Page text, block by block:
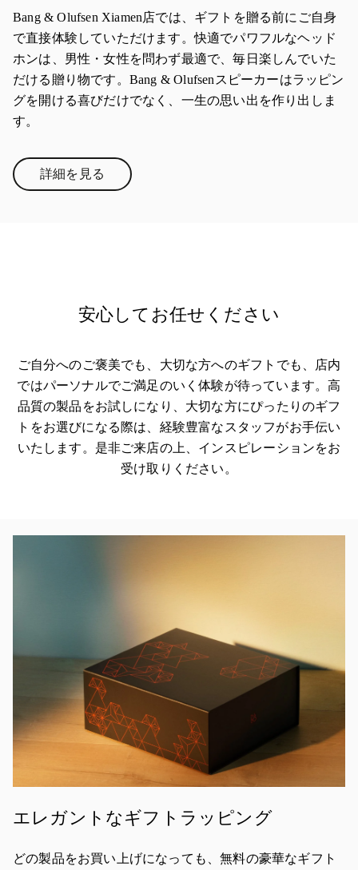
Bang & Olufsen Xiamen店では、ギフトを贈る前にご自身
で直接体験していただけます。快適でパワフルなヘッド
ホンは、男性・女性を問わず最適で、毎日楽しんでいた
だける贈り物です。Bang & Olufsenスピーカーはラッピン
グを開ける喜びだけでなく、一生の思い出を作り出しま
す。
詳細を見るLink Opens in New Tab
安心してお任せください
ご自分へのご褒美でも、大切な方へのギフトでも、店内
ではパーソナルでご満足のいく体験が待っています。高
品質の製品をお試しになり、大切な方にぴったりのギフ
トをお選びになる際は、経験豊富なスタッフがお手伝い
いたします。是非ご来店の上、インスピレーションをお
受け取りください。
エレガントなギフトラッピング
どの製品をお買い上げになっても、無料の豪華なギフト